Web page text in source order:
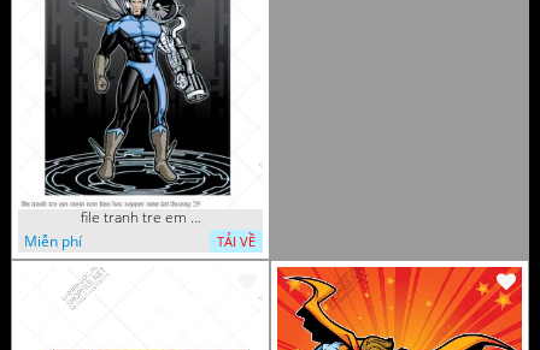
file tranh tre em mam non tieu hoc supper man toi thuong 29
Miễn phí
TẢI VỀ